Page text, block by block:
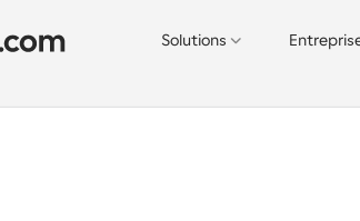
Solutions